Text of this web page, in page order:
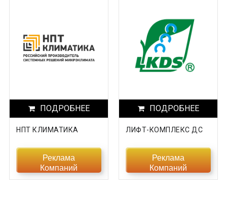
Ханты-Мансийский АО
Херсонская область
Челябинская область
Чувашская Республика
Чукотский АО
Ямало-Ненецкий АО
ПОДРОБНЕЕ
НПТ КЛИМАТИКА
Реклама
Компаний
ПОДРОБНЕЕ
ЛИФТ-КОМПЛЕКС ДС
Реклама
Компаний